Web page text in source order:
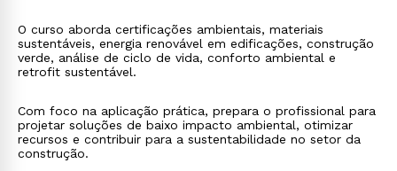
O curso aborda certificações ambientais, materiais
sustentáveis, energia renovável em edificações, construção
verde, análise de ciclo de vida, conforto ambiental e
retrofit sustentável.
Com foco na aplicação prática, prepara o profissional para
projetar soluções de baixo impacto ambiental, otimizar
recursos e contribuir para a sustentabilidade no setor da
construção.